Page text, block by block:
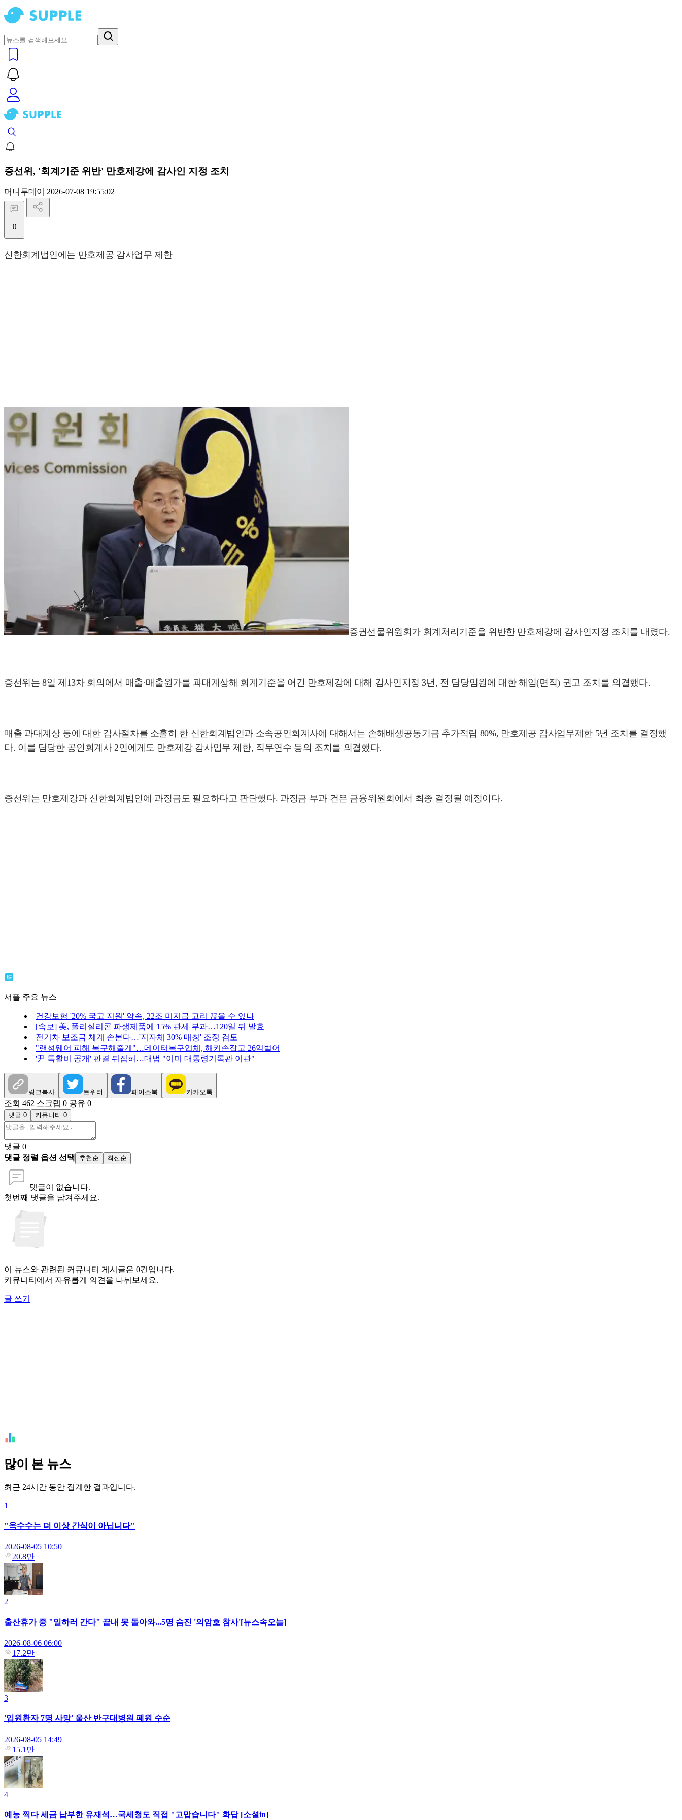
증선위, '회계기준 위반' 만호제강에 감사인 지정 조치
머니투데이 2026-07-08 19:55:02
0
신한회계법인에는 만호제공 감사업무 제한
증권선물위원회가 회계처리기준을 위반한 만호제강에 감사인지정 조치를 내렸다.
증선위는 8일 제13차 회의에서 매출·매출원가를 과대계상해 회계기준을 어긴 만호제강에 대해 감사인지정 3년, 전 담당임원에 대한 해임(면직) 권고 조치를 의결했다.
매출 과대계상 등에 대한 감사절차를 소홀히 한 신한회계법인과 소속공인회계사에 대해서는 손해배생공동기금 추가적립 80%, 만호제공 감사업무제한 5년 조치를 결정했
다. 이를 담당한 공인회계사 2인에게도 만호제강 감사업무 제한, 직무연수 등의 조치를 의결했다.
증선위는 만호제강과 신한회계법인에 과징금도 필요하다고 판단했다. 과징금 부과 건은 금융위원회에서 최종 결정될 예정이다.
서플 주요 뉴스
건강보험 '20% 국고 지원' 약속, 22조 미지급 고리 끊을 수 있나
[속보] 美, 폴리실리콘 파생제품에 15% 관세 부과…120일 뒤 발효
전기차 보조금 체계 손본다…'지자체 30% 매칭' 조정 검토
"랜섬웨어 피해 복구해줄게"…데이터복구업체, 해커손잡고 26억벌어
'尹 특활비 공개' 판결 뒤집혀…대법 "이미 대통령기록관 이관"
링크복사 트위터 페이스북 카카오톡
조회 462 스크랩 0 공유 0
댓글 0 커뮤니티 0
댓글 0
댓글 정렬 옵션 선택
추천순 최신순
댓글이 없습니다.
첫번째 댓글을 남겨주세요.
이 뉴스와 관련된 커뮤니티 게시글은 0건입니다.
커뮤니티에서 자유롭게 의견을 나눠보세요.
글 쓰기
많이 본 뉴스
최근 24시간 동안 집계한 결과입니다.
1
"옥수수는 더 이상 간식이 아닙니다"
2026-08-05 10:50
20.8만
2
출산휴가 중 "일하러 간다" 끝내 못 돌아와...5명 숨진 '의암호 참사'[뉴스속오늘]
2026-08-06 06:00
17.2만
3
'입원환자 7명 사망' 울산 반구대병원 폐원 수순
2026-08-05 14:49
15.1만
4
예능 찍다 세금 납부한 유재석…국세청도 직접 "고맙습니다" 화답 [소셜in]